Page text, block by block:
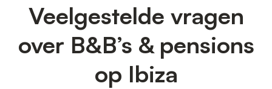
Veelgestelde vragen
over B&B’s & pensions
op Ibiza